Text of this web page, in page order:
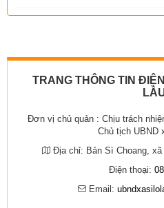
TRANG THÔNG TIN
Đơn vị chủ quản : Chịu trách
Chủ tịch UBND
Địa chỉ: Bản Sì Choang,
Điện thoại:
Email: